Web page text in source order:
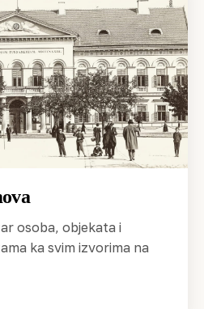
osoba, objekata i
ka svim izvorima na